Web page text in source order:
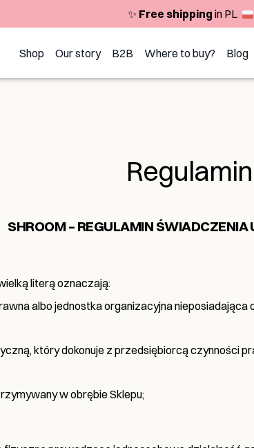
✨ Free shipping in PL
Shop Our story B2B Where to buy? Blog
SHROOM – REGULAMIN
literą oznaczają:
albo jednostka organizacyjna
który dokonuje z przedsiębiorcą czynności
w obrębie Sklepu;